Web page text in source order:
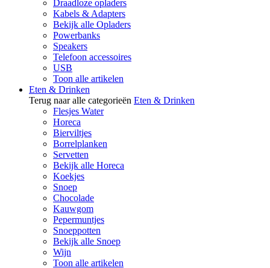
Draadloze opladers
Kabels & Adapters
Bekijk alle Opladers
Powerbanks
Speakers
Telefoon accessoires
USB
Toon alle artikelen
Eten & Drinken
Terug naar alle categorieën Eten & Drinken
Flesjes Water
Horeca
Bierviltjes
Borrelplanken
Servetten
Bekijk alle Horeca
Koekjes
Snoep
Chocolade
Kauwgom
Pepermuntjes
Snoeppotten
Bekijk alle Snoep
Wijn
Toon alle artikelen